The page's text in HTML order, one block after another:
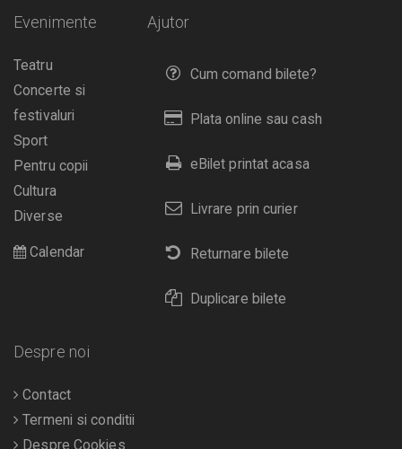
Ajutor
Cum comand bilete?
Plata online sau cash
eBilet printat acasa
Livrare prin curier
Returnare bilete
Duplicare bilete
Evenimente
Teatru
Concerte si
festivaluri
Sport
Pentru copii
Cultura
Diverse
Calendar
Despre noi
Contact
Termeni si conditii